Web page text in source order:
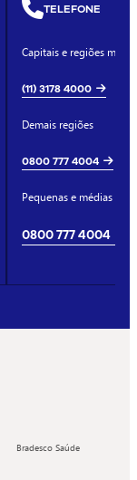
TELEFONE
Capitais e regiões
(11) 3178 4000
Demais regiões
0800 777 4004
Pequenas e médias
0800 777 4004
Bradesco Saúde